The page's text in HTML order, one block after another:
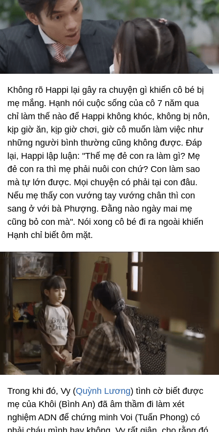
Không rõ Happi lại gây ra chuyện gì khiến cô bé bị
mẹ mắng. Hạnh nói cuộc sống của cô 7 năm qua
chỉ làm thế nào để Happi không khóc, không bị nôn,
kịp giờ ăn, kịp giờ chơi, giờ cô muốn làm việc như
những người bình thường cũng không được. Đáp
lại, Happi lập luận: "Thế mẹ đẻ con ra làm gì? Mẹ
đẻ con ra thì mẹ phải nuôi con chứ? Con làm sao
mà tự lớn được. Mọi chuyện có phải tại con đâu.
Nếu mẹ thấy con vướng tay vướng chân thì con
sang ở với bà Phượng. Đằng nào ngày mai mẹ
cũng bỏ con mà". Nói xong cô bé đi ra ngoài khiến
Hạnh chỉ biết ôm mặt.
Trong khi đó, Vy (Quỳnh Lương) tình cờ biết được
mẹ của Khôi (Bình An) đã âm thầm đi làm xét
nghiệm ADN để chứng minh Voi (Tuấn Phong) có